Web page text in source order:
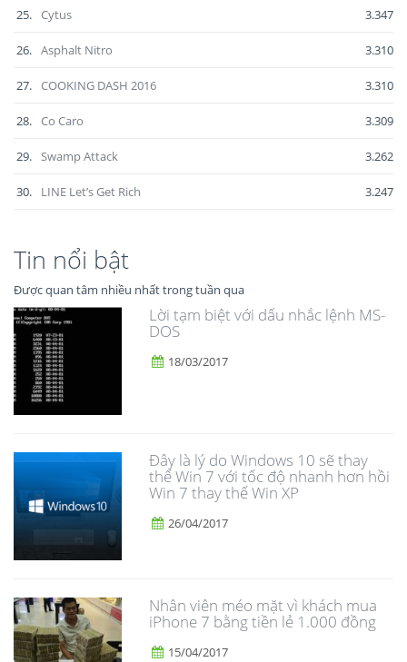
25. Cytus 3.347
26. Asphalt Nitro 3.310
27. COOKING DASH 2016 3.310
28. Co Caro 3.309
29. Swamp Attack 3.262
30. LINE Let’s Get Rich 3.247
Tin nổi bật
Được quan tâm nhiều nhất trong tuần qua
Lời tạm biệt với dấu nhắc lệnh MS-
DOS
18/03/2017
Đây là lý do Windows 10 sẽ thay
thế Win 7 với tốc độ nhanh hơn hồi
Win 7 thay thế Win XP
26/04/2017
Nhân viên méo mặt vì khách mua
iPhone 7 bằng tiền lẻ 1.000 đồng
15/04/2017